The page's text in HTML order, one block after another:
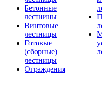
Бетонные
лестницы
Винтовые
лестницы
Готовые
(сборные)
лестницы
Ограждения